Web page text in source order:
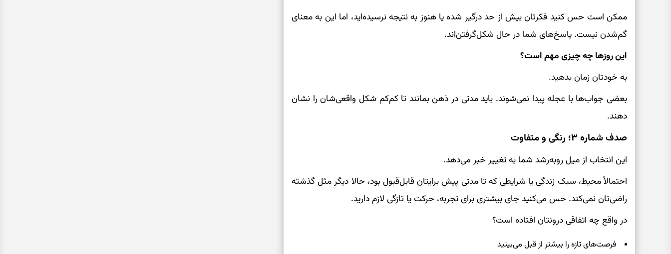
ممکن است حس کنید فکرتان بیش از حد درگیر شده یا هنوز به نتیجه نرسیده‌اید، اما این به معنای
گم‌شدن نیست. پاسخ‌های شما در حال شکل‌گرفتن‌اند.
این روزها چه چیزی مهم است؟
به خودتان زمان بدهید.
بعضی جواب‌ها با عجله پیدا نمی‌شوند. باید مدتی در ذهن بمانند تا کم‌کم شکل واقعی‌شان را نشان
دهند.
صدف شماره ۳؛ رنگی و متفاوت
این انتخاب از میل روبه‌رشد شما به تغییر خبر می‌دهد.
احتمالاً محیط، سبک زندگی یا شرایطی که تا مدتی پیش برایتان قابل‌قبول بود، حالا دیگر مثل گذشته
راضی‌تان نمی‌کند. حس می‌کنید جای بیشتری برای تجربه، حرکت یا تازگی لازم دارید.
در واقع چه اتفاقی درونتان افتاده است؟
فرصت‌های تازه را بیشتر از قبل می‌بینید